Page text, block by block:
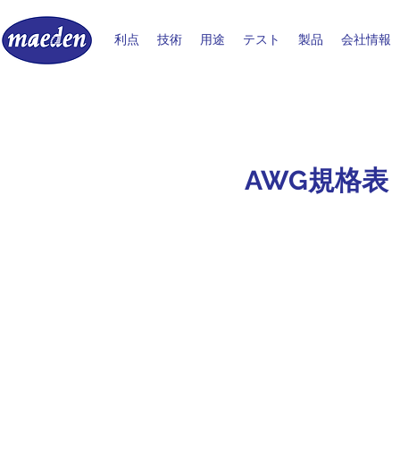
利点 技術 用途​ テスト 製品 会社情報
AWG規格表